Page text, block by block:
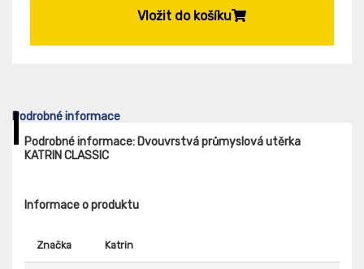
Vložit do košíku
Podrobné informace
Podrobné informace: Dvouvrstvá průmyslová utěrka
KATRIN CLASSIC
Informace o produktu
Značka Katrin